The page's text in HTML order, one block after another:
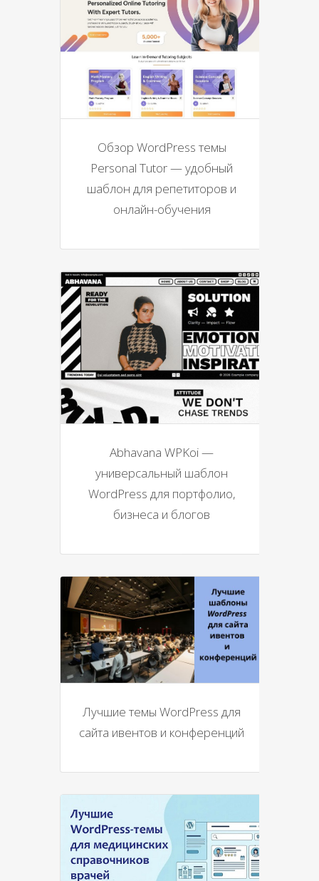
Обзор WordPress темы
Personal Tutor — удобный
шаблон для репетиторов и
онлайн-обучения
Abhavana WPKoi —
универсальный шаблон
WordPress для портфолио,
бизнеса и блогов
Лучшие темы WordPress для
сайта ивентов и конференций